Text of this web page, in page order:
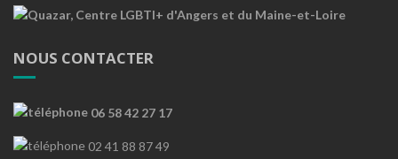
NOUS CONTACTER
06 58 42 27 17
02 41 88 87 49